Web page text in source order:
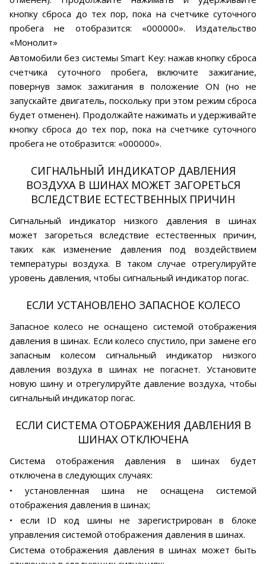
кнопку сброса до тех пор, пока на счетчике суточного
пробега не отобразится: «000000». Издательство
«Монолит»
Автомобили без системы Smart Key: нажав кнопку сброса
счетчика суточного пробега, включите зажигание,
повернув замок зажигания в положение ON (но не
запускайте двигатель, поскольку при этом режим сброса
будет отменен). Продолжайте нажимать и удерживайте
кнопку сброса до тех пор, пока на счетчике суточного
пробега не отобразится: «000000».
СИГНАЛЬНЫЙ ИНДИКАТОР ДАВЛЕНИЯ
ВОЗДУХА В ШИНАХ МОЖЕТ ЗАГОРЕТЬСЯ
ВСЛЕДСТВИЕ ЕСТЕСТВЕННЫХ ПРИЧИН
Сигнальный индикатор низкого давления в шинах
может загореться вследствие естественных причин,
таких как изменение давления под воздействием
температуры воздуха. В таком случае отрегулируйте
уровень давления, чтобы сигнальный индикатор погас.
ЕСЛИ УСТАНОВЛЕНО ЗАПАСНОЕ КОЛЕСО
Запасное колесо не оснащено системой отображения
давления в шинах. Если колесо спустило, при замене его
запасным колесом сигнальный индикатор низкого
давления воздуха в шинах не погаснет. Установите
новую шину и отрегулируйте давление воздуха, чтобы
сигнальный индикатор погас.
ЕСЛИ СИСТЕМА ОТОБРАЖЕНИЯ ДАВЛЕНИЯ В
ШИНАХ ОТКЛЮЧЕНА
Система отображения давления в шинах будет
отключена в следующих случаях:
• установленная шина не оснащена системой
отображения давления в шинах;
• если ID код шины не зарегистрирован в блоке
управления системой отображения давления в шинах.
Система отображения давления в шинах может быть